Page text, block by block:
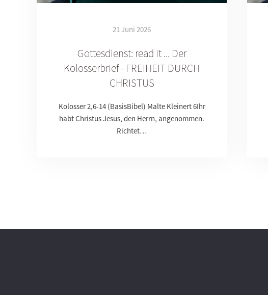
21 Juni 2026
Gottesdienst: read it ... Der
Kolosserbrief - FREIHEIT DURCH
CHRISTUS
Kolosser 2,6-14 (BasisBibel) Malte Kleinert 6Ihr
habt Christus Jesus, den Herrn, angenommen.
Richtet…